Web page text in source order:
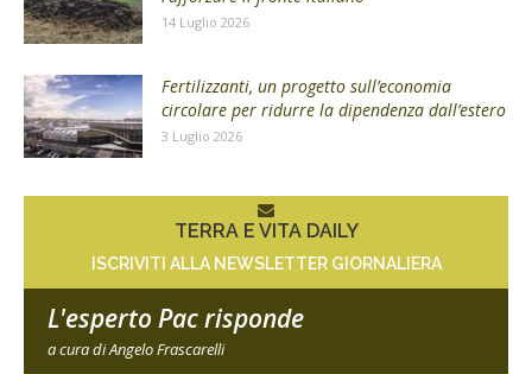
14 Luglio 2026
Fertilizzanti, un progetto sull’economia
circolare per ridurre la dipendenza dall’estero
3 Luglio 2026
TERRA E VITA DAILY
ISCRIVITI ALLA NEWSLETTER GIORNALIERA
L'esperto Pac risponde
a cura di Angelo Frascarelli